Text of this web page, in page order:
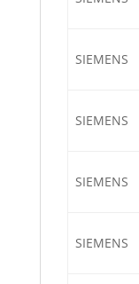
SIEMENS
SIEMENS
SIEMENS
SIEMENS